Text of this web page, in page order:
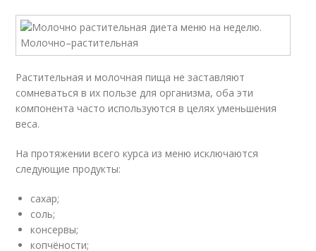
Растительная и молочная пища не заставляют
сомневаться в их пользе для организма, оба эти
компонента часто используются в целях уменьшения
веса.
На протяжении всего курса из меню исключаются
следующие продукты:
сахар;
соль;
консервы;
копчёности;